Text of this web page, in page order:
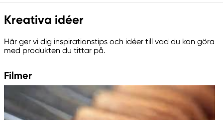
Ansvarig EU
Kreatima
205 14 Malmö, Sweden
www.panduro.com
Kreativa idéer
Här ger vi dig inspirationstips och idéer till vad du kan göra
med produkten du tittar på.
Filmer